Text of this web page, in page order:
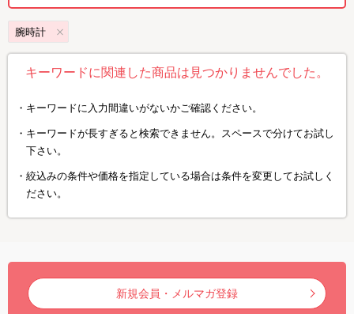
腕時計
キーワードに関連した商品は見つかりませんでした。
キーワードに入力間違いがないかご確認ください。
キーワードが長すぎると検索できません。スペースで分けてお試し
下さい。
絞込みの条件や価格を指定している場合は条件を変更してお試しく
ださい。
新規会員・メルマガ登録